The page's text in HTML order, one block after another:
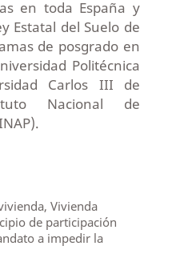
en toda España y
Estatal del Suelo de
de posgrado en
Politécnica
Carlos III de
Nacional de
Vivienda
de participación
a impedir la